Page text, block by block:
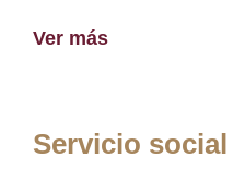
Ver más
Servicio social